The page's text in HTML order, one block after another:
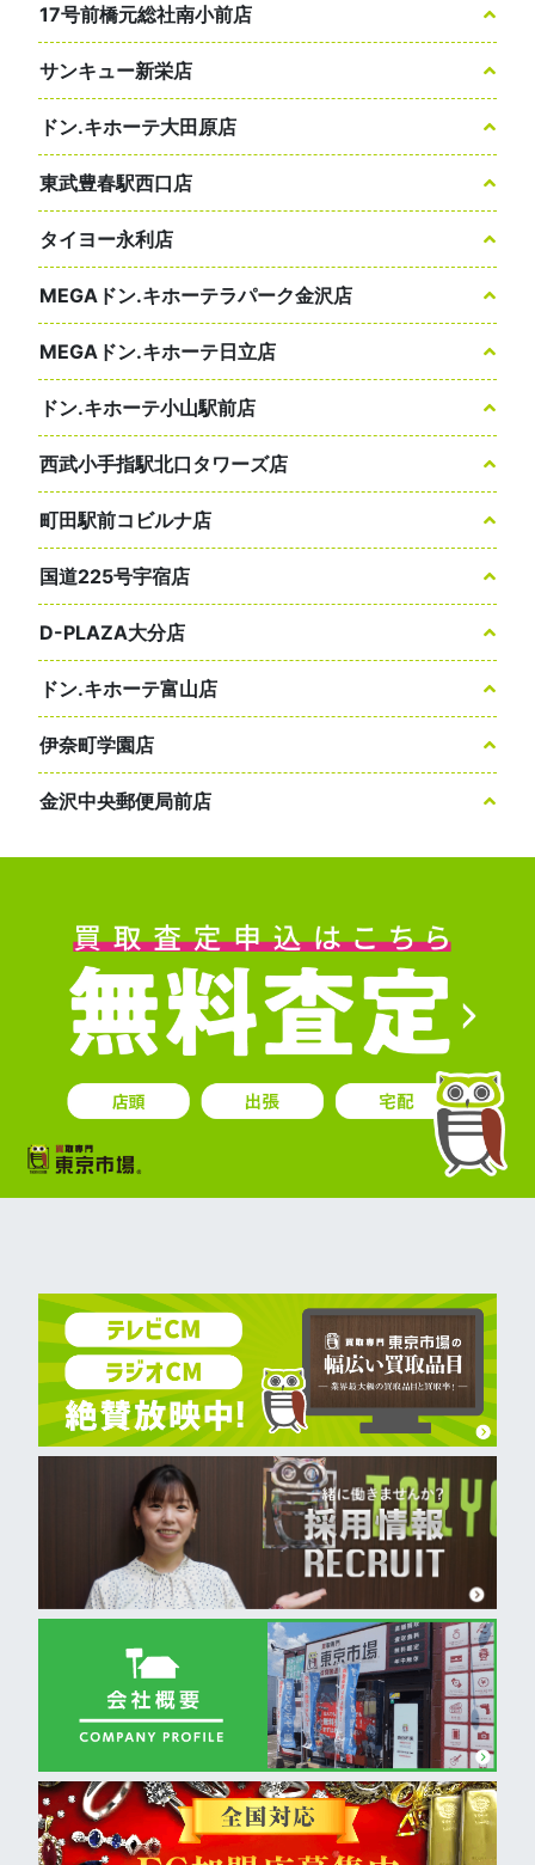
17号前橋元総社南小前店
サンキュー新栄店
ドン.キホーテ大田原店
東武豊春駅西口店
タイヨー永利店
MEGAドン.キホーテラパーク金沢店
MEGAドン.キホーテ日立店
ドン.キホーテ小山駅前店
西武小手指駅北口タワーズ店
町田駅前コビルナ店
国道225号宇宿店
D-PLAZA大分店
ドン.キホーテ富山店
伊奈町学園店
金沢中央郵便局前店